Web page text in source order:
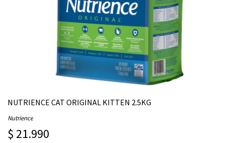
NUTRIENCE CAT ORIGINAL KITTEN 2.5KG
Nutrience
$ 21.990